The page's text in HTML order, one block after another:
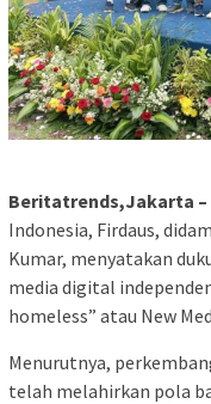
Beritatrends,Jakarta –
Indonesia, Firdaus,
Kumar, menyatakan
media digital
homeless” atau New
Menurutnya,
telah melahirkan pola